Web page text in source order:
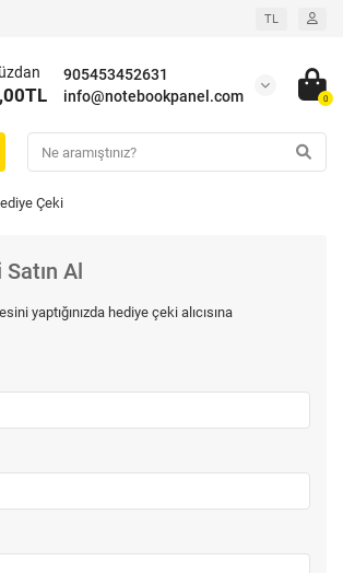
TL
905453452631
info@notebookpanel.com
0
Çeki
Al
yaptığınızda hediye çeki alıcısına